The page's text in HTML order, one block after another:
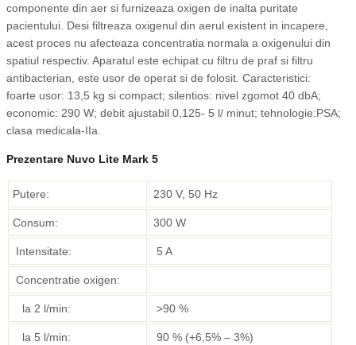
componente din aer si furnizeaza oxigen de inalta puritate
pacientului. Desi filtreaza oxigenul din aerul existent in incapere,
acest proces nu afecteaza concentratia normala a oxigenului din
spatiul respectiv. Aparatul este echipat cu filtru de praf si filtru
antibacterian, este usor de operat si de folosit. Caracteristici:
foarte usor: 13,5 kg si compact; silentios: nivel zgomot 40 dbA;
economic: 290 W; debit ajustabil 0,125- 5 l/ minut; tehnologie:PSA;
clasa medicala-IIa.
Prezentare Nuvo Lite Mark 5
Putere: 230 V, 50 Hz
Consum: 300 W
Intensitate: 5 A
Concentratie oxigen:
la 2 l/min: >90 %
la 5 l/min: 90 % (+6,5% – 3%)